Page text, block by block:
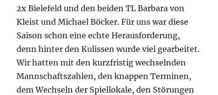
2x Bielefeld und den beiden TL Barbara von
Kleist und Michael Böcker. Für uns war diese
Saison schon eine echte Herausforderung,
denn hinter den Kulissen wurde viel gearbeitet.
Wir hatten mit den kurzfristig wechselnden
Mannschaftszahlen, den knappen Terminen,
dem Wechseln der Spiellokale, den Störungen